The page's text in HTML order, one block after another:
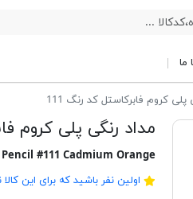
ما
پلی کروم فابرکاستل کد رنگ 111
مداد رنگی پلی کروم
#111 Cadmium Orange
اولین نفر باشید که برای این